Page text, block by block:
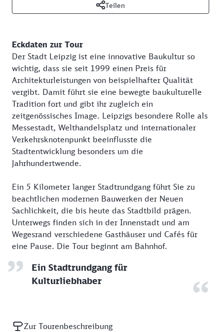
Teilen
Eckdaten zur Tour
Der Stadt Leipzig ist eine innovative Baukultur so
wichtig, dass sie seit 1999 einen Preis für
Architekturleistungen von beispielhafter Qualität
vergibt. Damit führt sie eine bewegte baukulturelle
Tradition fort und gibt ihr zugleich ein
zeitgenössisches Image. Leipzigs besondere Rolle als
Messestadt, Welthandelsplatz und internationaler
Verkehrsknotenpunkt beeinflusste die
Stadtentwicklung besonders um die
Jahrhundertwende.
Ein 5 Kilometer langer Stadtrundgang führt Sie zu
beachtlichen modernen Bauwerken der Neuen
Sachlichkeit, die bis heute das Stadtbild prägen.
Unterwegs finden sich in der Innenstadt und am
Wegesrand verschiedene Gasthäuser und Cafés für
eine Pause. Die Tour beginnt am Bahnhof.
Ein Stadtrundgang für
Kulturliebhaber
Zur Tourenbeschreibung